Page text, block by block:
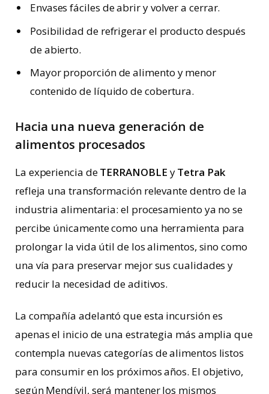
Envases fáciles de abrir y volver a cerrar.
Posibilidad de refrigerar el producto después
de abierto.
Mayor proporción de alimento y menor
contenido de líquido de cobertura.
Hacia una nueva generación de
alimentos procesados
La experiencia deTERRANOBLE yTetra Pak
refleja una transformación relevante dentro de la
industria alimentaria: el procesamiento ya no se
percibe únicamente como una herramienta para
prolongar la vida útil de los alimentos, sino como
una vía para preservar mejor sus cualidades y
reducir la necesidad de aditivos.
La compañía adelantó que esta incursión es
apenas el inicio de una estrategia más amplia que
contempla nuevas categorías de alimentos listos
para consumir en los próximos años. El objetivo,
según Mendívil, será mantener los mismos